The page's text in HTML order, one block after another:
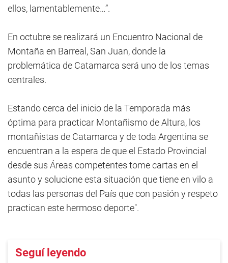
ellos, lamentablemente…”.
En octubre se realizará un Encuentro Nacional de
Montaña en Barreal, San Juan, donde la
problemática de Catamarca será uno de los temas
centrales.
Estando cerca del inicio de la Temporada más
óptima para practicar Montañismo de Altura, los
montañistas de Catamarca y de toda Argentina se
encuentran a la espera de que el Estado Provincial
desde sus Áreas competentes tome cartas en el
asunto y solucione esta situación que tiene en vilo a
todas las personas del País que con pasión y respeto
practican este hermoso deporte".
Seguí leyendo